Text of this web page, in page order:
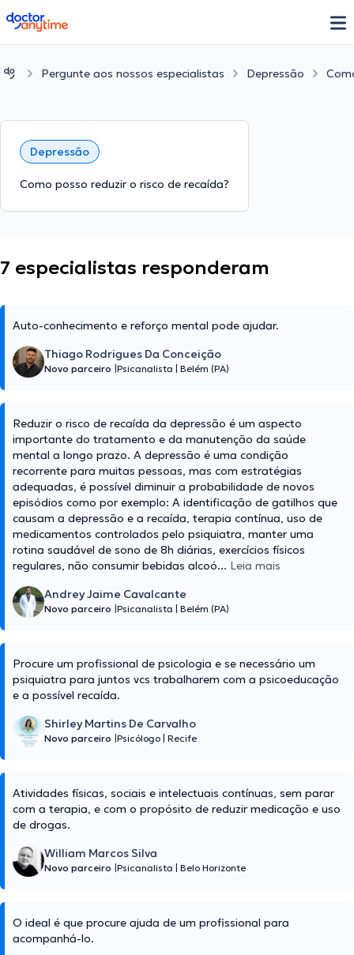
doctoranytime
Pergunte aos nossos especialistas Depressão
Depressão
Como posso reduzir o risco de recaída?
7 especialistas responderam
Auto-conhecimento e reforço mental pode ajudar.
Thiago Rodrigues Da Conceição
Novo parceiro Psicanalista Belém (PA)
Reduzir o risco de recaída da depressão é um aspecto
importante do tratamento e da manutenção da saúde
mental a longo prazo. A depressão é uma condição
recorrente para muitas pessoas, mas com estratégias
adequadas, é possível diminuir a probabilidade de novos
episódios como por exemplo: A identificação de gatilhos que
causam a depressão e a recaída, terapia contínua, uso de
medicamentos controlados pelo psiquiatra, manter uma
rotina saudável de sono de 8h diárias, exercícios físicos
regulares, não consumir bebidas alcoó... Leia mais
Andrey Jaime Cavalcante
Novo parceiro Psicanalista Belém (PA)
Procure um profissional de psicologia e se necessário um
psiquiatra para juntos vcs trabalharem com a psicoeducação
e a possível recaída.
Shirley Martins De Carvalho
Novo parceiro Psicólogo Recife
Atividades físicas, sociais e intelectuais contínuas, sem parar
com a terapia, e com o propósito de reduzir medicação e uso
de drogas.
William Marcos Silva
Novo parceiro Psicanalista Belo Horizonte
O ideal é que procure ajuda de um profissional para
acompanhá-lo.